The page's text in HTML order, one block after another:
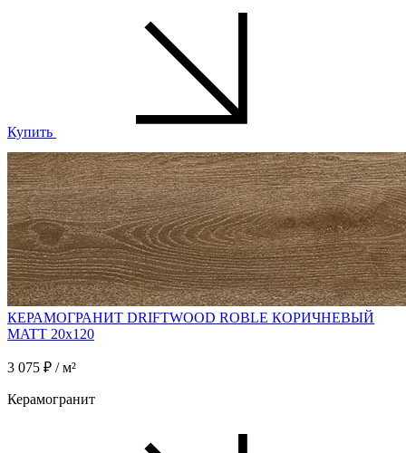
Купить
КЕРАМОГРАНИТ DRIFTWOOD ROBLE КОРИЧНЕВЫЙ
MATT 20x120
3 075 ₽ / м²
Керамогранит